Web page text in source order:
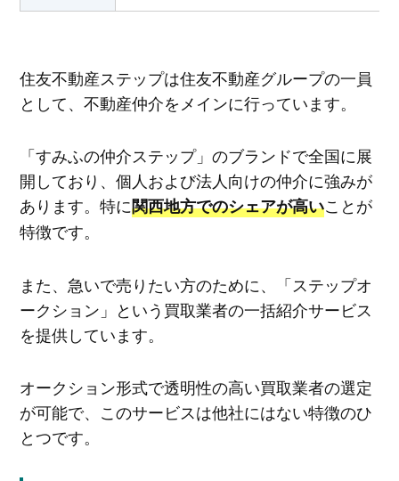
住友不動産ステップは住友不動産グループの一員
として、不動産仲介をメインに行っています。
「すみふの仲介ステップ」のブランドで全国に展
開しており、個人および法人向けの仲介に強みが
あります。特に関西地方でのシェアが高いことが
特徴です。
また、急いで売りたい方のために、「ステップオ
ークション」という買取業者の一括紹介サービス
を提供しています。
オークション形式で透明性の高い買取業者の選定
が可能で、このサービスは他社にはない特徴のひ
とつです。